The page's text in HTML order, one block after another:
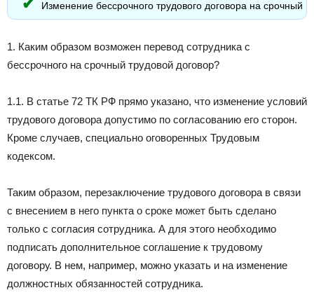
Изменение бессрочного трудового договора на срочный
1. Каким образом возможен перевод сотрудника с
бессрочного на срочный трудовой договор?
1.1. В статье 72 ТК РФ прямо указано, что изменение условий
трудового договора допустимо по согласованию его сторон.
Кроме случаев, специально оговоренных Трудовым
кодексом.
Таким образом, перезаключение трудового договора в связи
с внесением в него пункта о сроке может быть сделано
только с согласия сотрудника. А для этого необходимо
подписать дополнительное соглашение к трудовому
договору. В нем, например, можно указать и на изменение
должностных обязанностей сотрудника.